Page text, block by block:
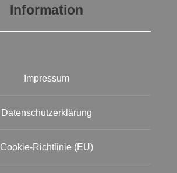
Information
Impressum
Datenschutzerklärung
Cookie-Richtlinie (EU)